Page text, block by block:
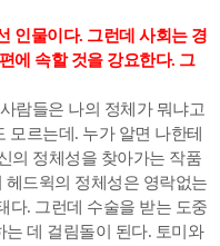
인물이다. 그런데 사회는 경
에 속할 것을 강요한다. 그
람들은 나의 정체가 뭐냐고
모르는데. 누가 알면 나한테
의 정체성을 찾아가는 작품
헤드윅의 정체성은 영락없는
다. 그런데 수술을 받는 도중
데 걸림돌이 된다. 토미와